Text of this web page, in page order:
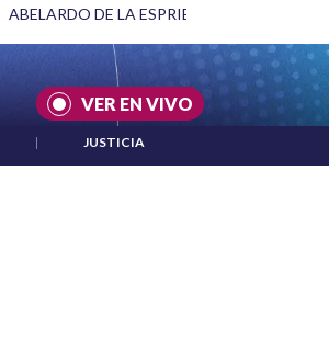
ABELARDO DE LA ESPRIELLA Y DMG
VER EN VIVO
| JUSTICIA